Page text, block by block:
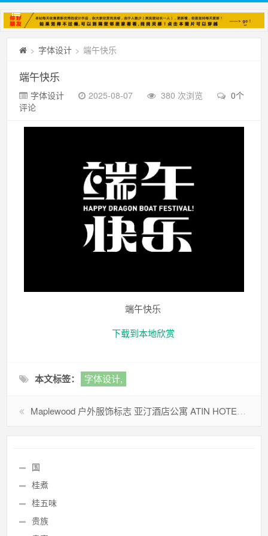
> 字体设计 > 端午快乐
端午快乐
字体设计 2025-08-07 380 次浏览
0个
评论
端午快乐
下载到本地欣赏
本文标签： 字体设计,
Maplewood 户外服饰标志 亚汀酒店公寓 ATIN HOTEL APARTMENT标志
国
桂煮
桂五味
贵族